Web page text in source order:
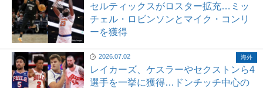
セルティックスがロスター拡充…ミッ
チェル・ロビンソンとマイク・コンリ
ーを獲得
2026.07.02
レイカーズ、ケスラーやセクストンら4
選手を一挙に獲得…ドンチッチ中心の
海外